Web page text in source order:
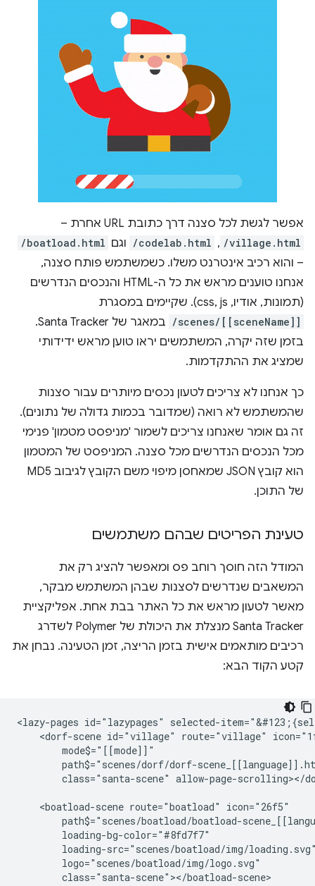
אפשר לגשת לכל סצנה דרך כתובת URL אחרת –
/village.html
,
/codelab.html וגם /boatload.html
– והוא רכיב אינטרנט משלו. כשמשתמש פותח סצנה,
אנחנו טוענים מראש את כל ה-HTML והנכסים הנדרשים
(תמונות, אודיו, css, js). שקיימים במסגרת
/scenes/[[sceneName]]
במאגר של Santa Tracker.
בזמן שזה יקרה, המשתמשים יראו טוען מראש ידידותי
שמציג את ההתקדמות.
כך אנחנו לא צריכים לטעון נכסים מיותרים עבור סצנות
שהמשתמש לא רואה (שמדובר בכמות גדולה של נתונים).
זה גם אומר שאנחנו צריכים לשמור 'מניפסט מטמון' פנימי
מכל הנכסים הנדרשים מכל סצנה. המניפסט של המטמון
הוא קובץ JSON שמאחסן מיפוי משם הקובץ לגיבוב MD5
של התוכן.
טעינת הפריטים שבהם משתמשים
המודל הזה חוסך רוחב פס ומאפשר להציג רק את
המשאבים שנדרשים לסצנות שבהן המשתמש מבקר,
מאשר לטעון מראש את כל האתר בבת אחת. אפליקציית
Santa Tracker מנצלת את היכולת של Polymer לשדרג
רכיבים מותאמים אישית בזמן הריצה, זמן הטעינה. נבחן את
קטע הקוד הבא:
<lazy-pages id="lazypages" selected-
<dorf-scene id="village" route="village"
        mode$="[[mode]]"
path$="scenes/dorf/dorf-
class="santa-scene" allow-page-scrolling></
    <boatload-scene route="boatload" icon="26f5"
path$="scenes/boatload/boatload-
        loading-bg-color="#8fd7f7"
loading-src="scenes/boatload/img/
        logo="scenes/boatload/img/logo.svg"